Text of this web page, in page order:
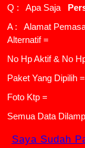
Q : Apa Saja
A : Alamat
Alternatif =
No Hp Aktif & No
Paket Yang Dipilih =
Foto Ktp =
Semua Data
Saya Sudah